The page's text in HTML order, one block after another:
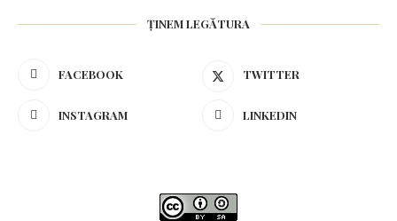
ȚINEM LEGĂTURA
FACEBOOK TWITTER
INSTAGRAM LINKEDIN